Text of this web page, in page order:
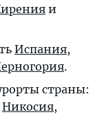
и
Испания,
.
страны:
Никосия,